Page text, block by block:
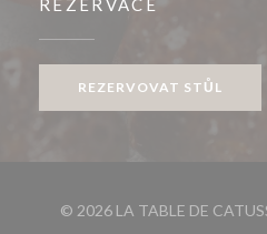
REZERVOVAT STŮL
© 2026 LA TABLE DE